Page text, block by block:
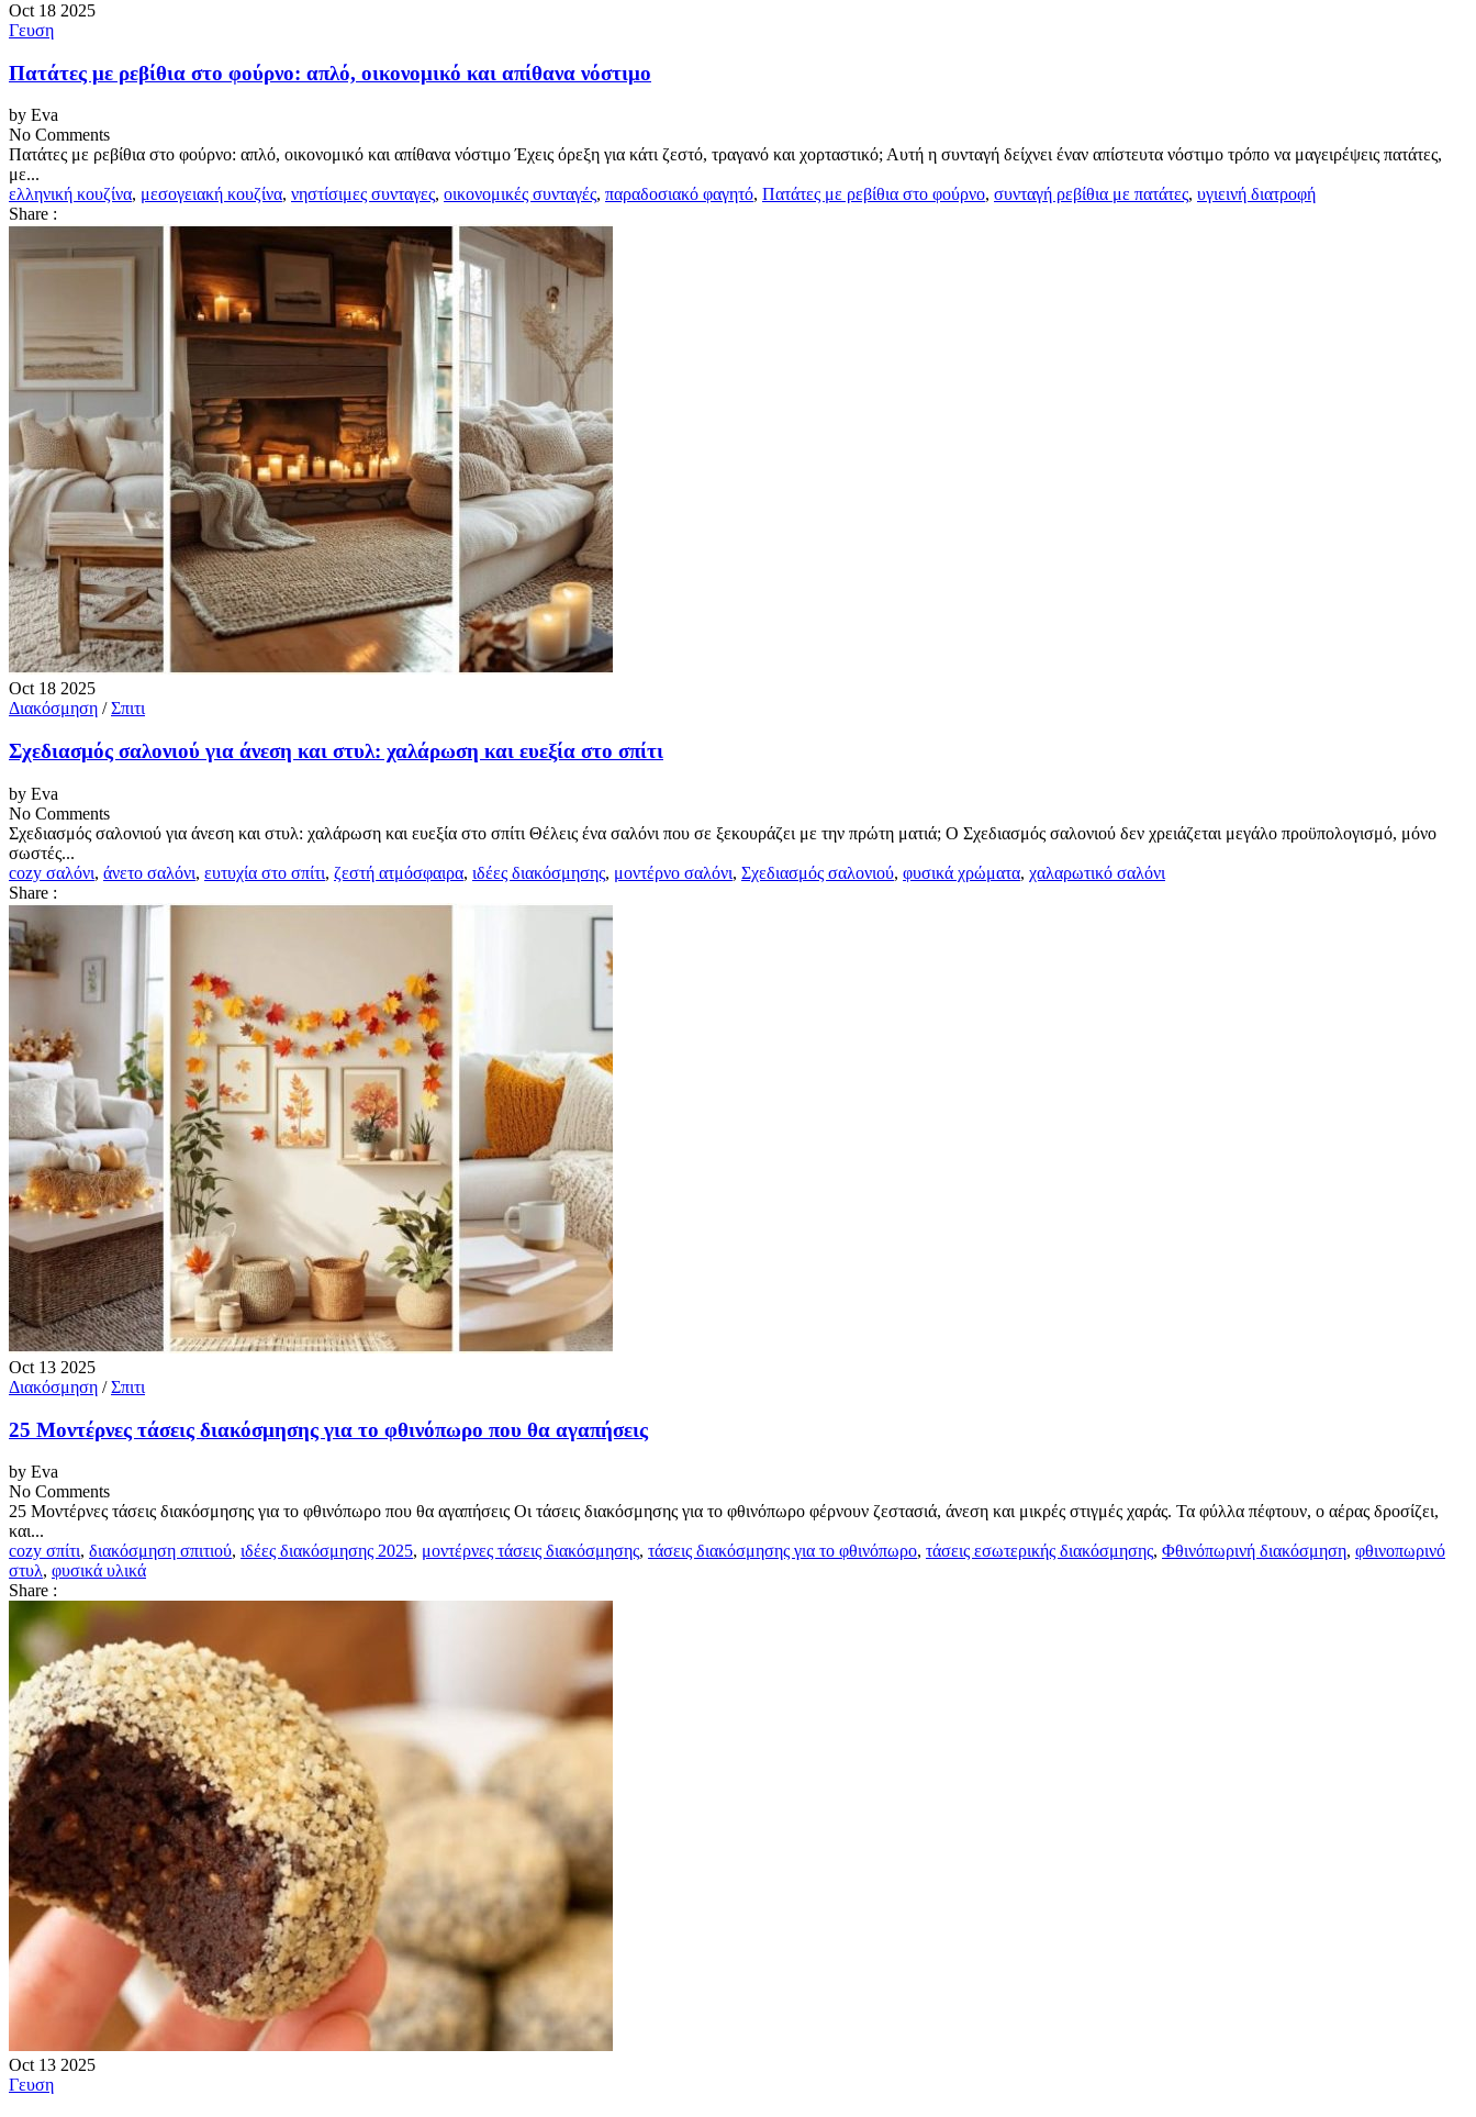
Oct 18 2025
Γευση
Πατάτες με ρεβίθια στο φούρνο: απλό, οικονομικό και απίθανα νόστιμο
by Eva
No Comments
Πατάτες με ρεβίθια στο φούρνο: απλό, οικονομικό και απίθανα νόστιμο Έχεις όρεξη για κάτι ζεστό, τραγανό και χορταστικό; Αυτή η συνταγή δείχνει έναν απίστευτα νόστιμο τρόπο να μαγειρέψεις πατάτες,
με...
ελληνική κουζίνα, μεσογειακή κουζίνα, νηστίσιμες συνταγες, οικονομικές συνταγές, παραδοσιακό φαγητό, Πατάτες με ρεβίθια στο φούρνο, συνταγή ρεβίθια με πατάτες, υγιεινή διατροφή
Share :
Oct 18 2025
Διακόσμηση /Σπιτι
Σχεδιασμός σαλονιού για άνεση και στυλ: χαλάρωση και ευεξία στο σπίτι
by Eva
No Comments
Σχεδιασμός σαλονιού για άνεση και στυλ: χαλάρωση και ευεξία στο σπίτι Θέλεις ένα σαλόνι που σε ξεκουράζει με την πρώτη ματιά; Ο Σχεδιασμός σαλονιού δεν χρειάζεται μεγάλο προϋπολογισμό, μόνο
σωστές...
cozy σαλόνι, άνετο σαλόνι, ευτυχία στο σπίτι, ζεστή ατμόσφαιρα, ιδέες διακόσμησης, μοντέρνο σαλόνι, Σχεδιασμός σαλονιού, φυσικά χρώματα, χαλαρωτικό σαλόνι
Share :
Oct 13 2025
Διακόσμηση /Σπιτι
25 Μοντέρνες τάσεις διακόσμησης για το φθινόπωρο που θα αγαπήσεις
by Eva
No Comments
25 Μοντέρνες τάσεις διακόσμησης για το φθινόπωρο που θα αγαπήσεις Οι τάσεις διακόσμησης για το φθινόπωρο φέρνουν ζεστασιά, άνεση και μικρές στιγμές χαράς. Τα φύλλα πέφτουν, ο αέρας δροσίζει,
και...
cozy σπίτι, διακόσμηση σπιτιού, ιδέες διακόσμησης 2025, μοντέρνες τάσεις διακόσμησης, τάσεις διακόσμησης για το φθινόπωρο, τάσεις εσωτερικής διακόσμησης, Φθινόπωρινή διακόσμηση, φθινοπωρινό
στυλ, φυσικά υλικά
Share :
Oct 13 2025
Γευση